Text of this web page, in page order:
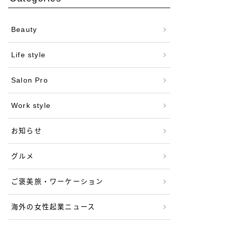
Beauty
Life style
Salon Pro
Work style
お知らせ
グルメ
ご褒美旅・ワーケーション
海外の女性起業ニュース